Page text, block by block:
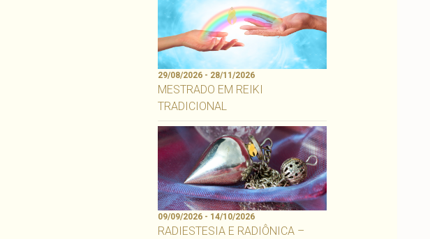
29/08/2026 - 28/11/2026
MESTRADO EM REIKI
TRADICIONAL
09/09/2026 - 14/10/2026
RADIESTESIA E RADIÔNICA –